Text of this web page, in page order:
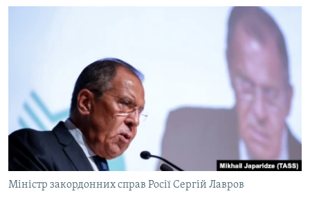
ВІДЕОУРОКИ «ELIFBE»
СВІДЧЕННЯ ОКУПАЦІЇ
УКРАЇНСЬКА ПРОБЛЕМА КРИМУ
ІНФОГРАФІКА
ЯК ОБІЙТИ БЛОКУВАННЯ
Русский
Qırımtatar
ДОЛУЧАЙСЯ!
Міністр закордонних справ Росії Сергій Лавров